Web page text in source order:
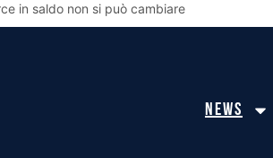
in saldo non si può cambiare
News